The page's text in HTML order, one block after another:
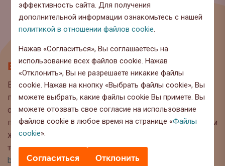
эффективность сайта. Для получения
дополнительной информации ознакомьтесь с нашей
политикой в отношении файлов cookie.
Нажав «Согласиться», Вы соглашаетесь на
использование всех файлов cookie. Нажав
«Отклонить», Вы не разрешаете никакие файлы
cookie. Нажав на кнопку «Выбрать файлы cookie», Вы
можете выбрать, какие файлы cookie Вы примете. Вы
можете отозвать свое согласие на использование
файлов cookie в любое время на странице «Файлы
cookie».
Согласиться Отклонить
Блог
Вы находитесь на странице блога Swedbank, где мы
публикуем интересную информацию и полезные
советы, чтобы Вы могли сделать осознанный выбор
при управлении своими финансами. Мы с нетерпением
ждём Ваших вопросов, предложений и мнений по
темам, которые Вы хотели бы прочитать в этом блоге:
blog@swedbank.ee.